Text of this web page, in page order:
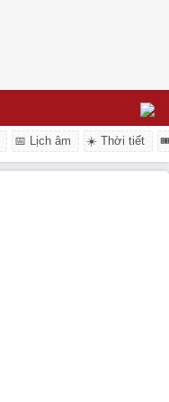
📅 Lịch âm ☀️ Thời tiết